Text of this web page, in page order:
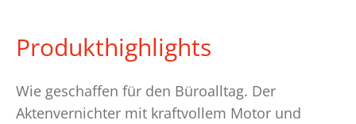
Produkthighlights
Wie geschaffen für den Büroalltag. Der
Aktenvernichter mit kraftvollem Motor und